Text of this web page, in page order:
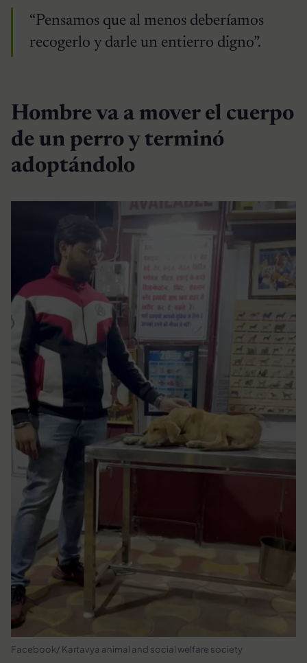
“Pensamos que al menos deberíamos
recogerlo y darle un entierro digno”.
Hombre va a mover el cuerpo
de un perro y terminó
adoptándolo
Facebook/ Kartavya animal and social welfare society